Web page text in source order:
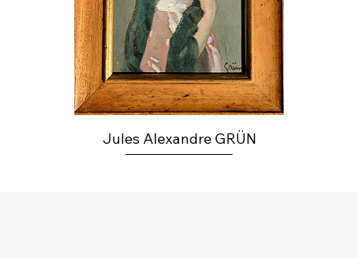
Jules Alexandre GRÜN